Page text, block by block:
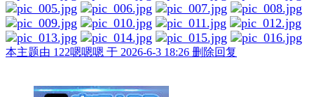
本主题由 122嗯嗯嗯 于 2026-6-3 18:26 删除回复